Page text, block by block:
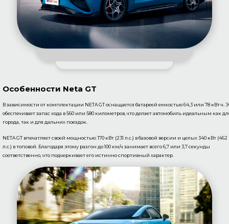
Особенности Neta GT
В зависимости от комплектации NETA GT оснащается батареей емкостью 64,3 или 78 кВт·ч.
обеспечивает запас хода в 560 или 580 километров, что делает автомобиль идеальным как
города, так и для дальних поездок.
NETA GT впечатляет своей мощностью: 170 кВт (231 л.с.) в базовой версии и целых 340 кВт (462
л.с.) в топовой. Благодаря этому разгон до 100 км/ч занимает всего 6,7 или 3,7 секунды
соответственно, что подчеркивает его истинно спортивный характер.